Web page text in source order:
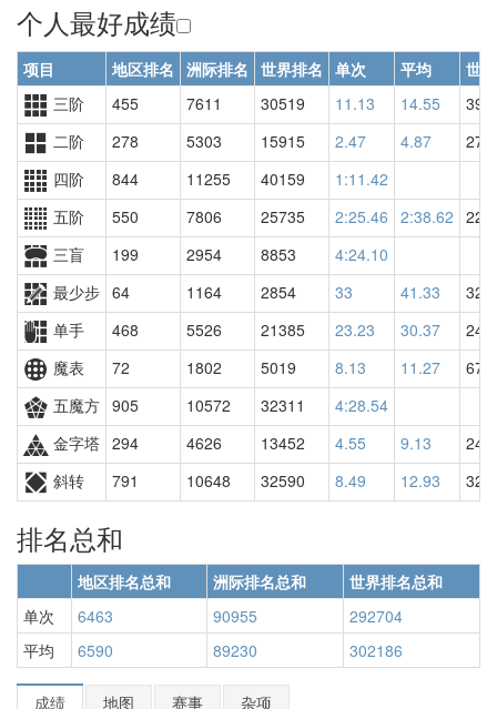
个人最好成绩
项目 地区排名 洲际排名 世界排名 单次 平均
世
三阶
455 7611 30519 11.13 14.55
二阶
278 5303 15915 2.47 4.87
四阶
844 11255 40159
1:11.42
五阶
550 7806 25735 2:25.46 2:38.62
三盲
199 2954 8853
4:24.10
最少步 64 1164 2854 33 41.33
单手
468 5526 21385 23.23 30.37
魔表
72 1802 5019 8.13 11.27
五魔方 905 10572 32311
4:28.54
金字塔 294 4626 13452 4.55 9.13
斜转
791 10648 32590 8.49 12.93
排名总和
地区排名总和 洲际排名总和
世界排名总和
单次
6463 90955
292704
平均
6590 89230 302186
成绩 地图 赛事 杂项